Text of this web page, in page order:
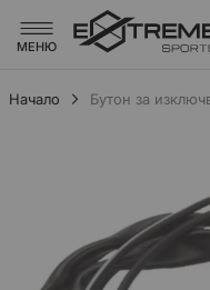
МЕНЮ
Начало
Бутон за
изображенията